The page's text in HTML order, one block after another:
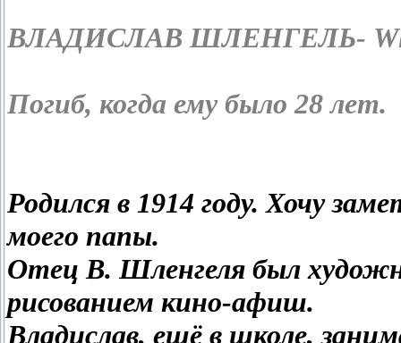
ВЛАДИСЛАВ ШЛЕНГЕЛЬ-
Погиб, когда ему было 28 лет.
Родился в 1914 году. Хочу
моего папы.
Отец В. Шленгеля был
рисованием кино-афиш.
Владислав, ещё в школе,